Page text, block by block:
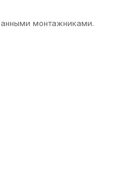
монтажниками.